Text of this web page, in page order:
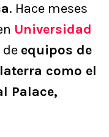
. Hace meses
Universidad
de equipos de
como el
Palace,